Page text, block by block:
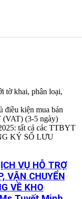
tờ khai, phân loại,
điều kiện mua bán
(3-5 ngày)
tất cả các TTBYT
KÝ SỐ LƯU
VỤ HỖ TRỢ
VẬN CHUYỂN
VỀ KHO